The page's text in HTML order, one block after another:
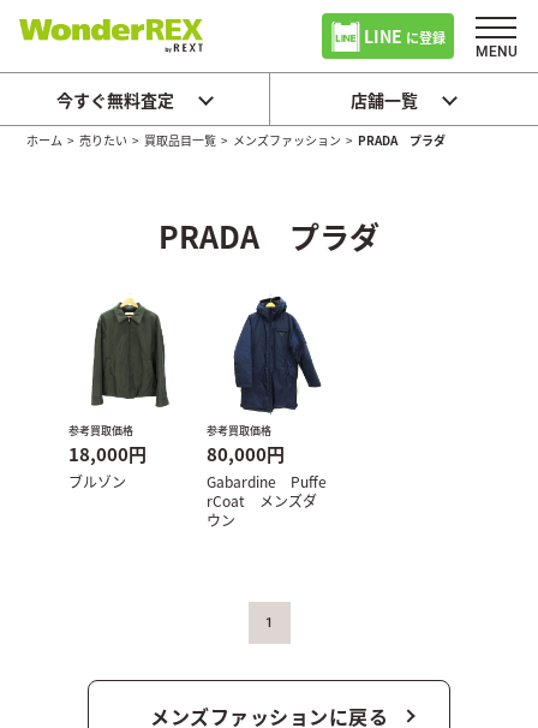
LINE に登録
今すぐ無料査定 店舗一覧
ホーム >売りたい > 買取品目一覧 > メンズファッション > PRADA プラダ
PRADA プラダ
参考買取価格
18,000円
ブルゾン
参考買取価格
80,000円
Gabardine Puffe
rCoat メンズダ
ウン
1
メンズファッションに戻る